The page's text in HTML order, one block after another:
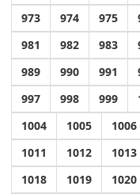
973
974 975
981
982 983
989
990 991
997
998 999
1004
1005 1006
1011
1012 1013
1018
1019 1020